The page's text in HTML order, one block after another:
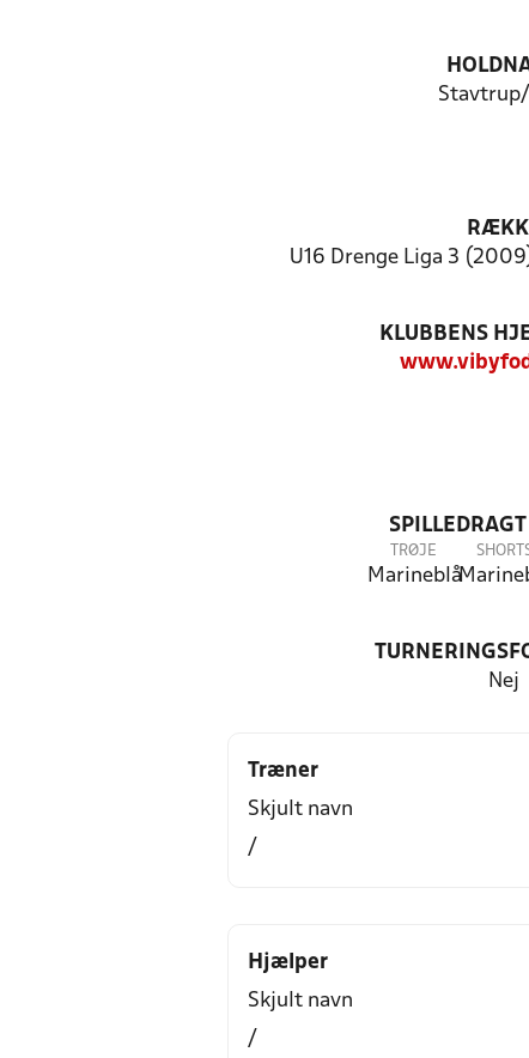
U16 Drenge Liga 3
KLUBBENS
TRØJE
Marineblå
Nej
Træner
Skjult navn
/
Hjælper
Skjult navn
/